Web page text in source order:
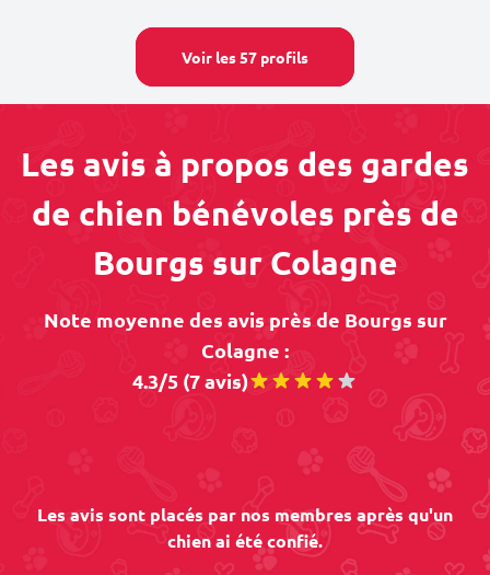
Voir les 57 profils
Les avis à propos des gardes
de chien bénévoles près de
Bourgs sur Colagne
Note moyenne des avis près de Bourgs sur
Colagne :
4.3/5 (7 avis)
Les avis sont placés par nos membres après qu'un
chien ai été confié.